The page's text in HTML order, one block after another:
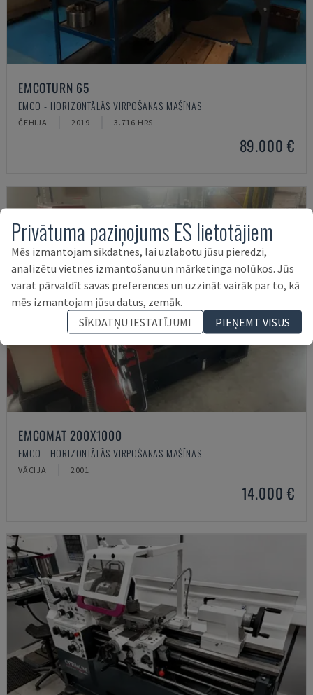
EMCOTURN 65
EMCO - HORIZONTĀLĀS VIRPOŠANAS MAŠĪNAS
ČEHIJA 2019 3.716 HRS
89.000 €
EMCOMAT 200X1000
EMCO - HORIZONTĀLĀS VIRPOŠANAS MAŠĪNAS
VĀCIJA 2001
14.000 €
Privātuma paziņojums ES lietotājiem
Mēs izmantojam sīkdatnes, lai uzlabotu jūsu pieredzi,
analizētu vietnes izmantošanu un mārketinga nolūkos. Jūs
varat pārvaldīt savas preferences un uzzināt vairāk par to, kā
mēs izmantojam jūsu datus, zemāk.
SĪKDATŅU IESTATĪJUMI
PIEŅEMT VISUS